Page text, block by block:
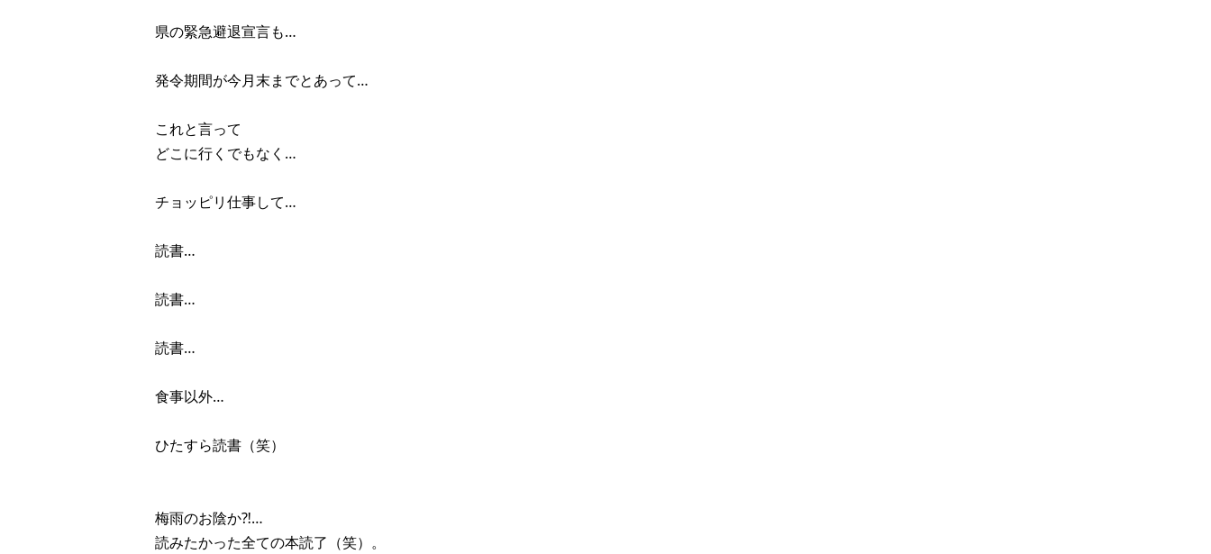
県の緊急避退宣言も…
発令期間が今月末までとあって…
これと言って
どこに行くでもなく…
チョッピリ仕事して…
読書…
読書…
読書…
食事以外…
ひたすら読書（笑）
梅雨のお陰か⁈…
読みたかった全ての本読了（笑）。